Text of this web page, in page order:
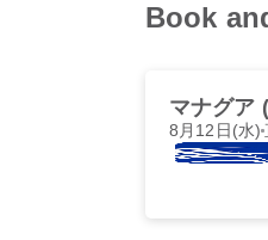
Book
マナグア
8月12日(水)